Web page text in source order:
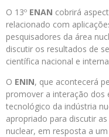
O 13º ENAN cobrirá
relacionado com
pesquisadores da área
discutir os resultados de
científica nacional e
O ENIN, que acontecerá
promover a interação
tecnológico da indústria
apropriado para discutir
nuclear, em resposta a